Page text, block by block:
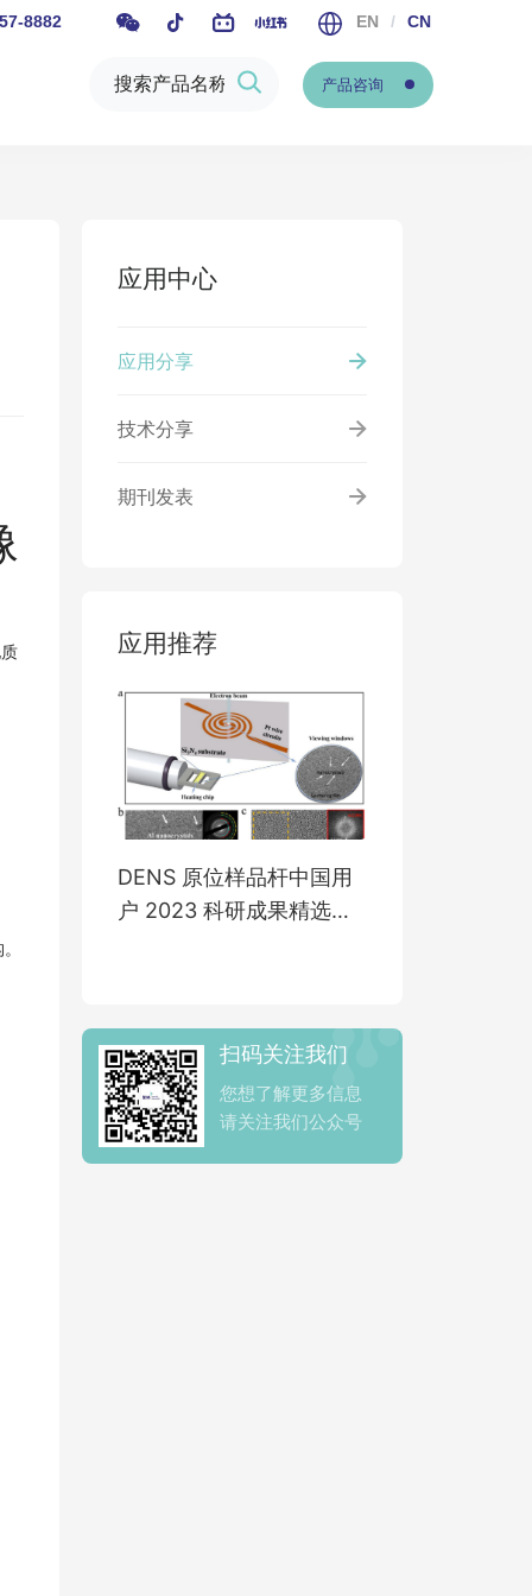
8882 EN / CN
产品咨询
应用中心
应用分享
技术分享
期刊发表
应用推荐
DENS 原位样品杆中国用
户 2023 科研成果精选
扫码关注我们
您想了解更多信息
请关注我们公众号